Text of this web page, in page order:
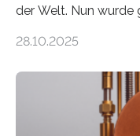
der Welt. Nun wurde
fundamentalen
Messungen
vermutet, weltweit
Atomkern-
28.10.2025